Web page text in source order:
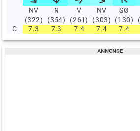
NV
(322)
N
(354)
V
(261)
NV
(303)
SØ
(130)
C
7.3 7.3 7.4 7.4 7.4